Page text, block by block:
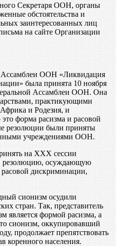
Секретаря ООН, органы
обстоятельства и
заинтересованных лиц
на сайте Организации
Ассамблеи ООН «Ликвидация
была принята 10 ноября
Ассамблеи ООН. Она
практикующими
и Родезия, и
форма расизма и расовой
резолюции были приняты
учреждениями ООН.
на XXX сессии
резолюцию, осуждающую
дискриминации,
сионизм осудили
стран. Так, представитель
является формой расизма, а
сионизм, оккупировавший
продолжает препятствовать
коренного населения.